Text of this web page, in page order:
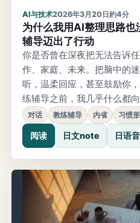
AI与技术2026年3月20日約4分
为什么我用AI整理思路
辅导迈出了行动
你是否曾在深夜把无法告诉
作、家庭、未来。把脑中的
听，温柔回应，甚至鼓励你
练辅导之前，我几乎什么都
反复重来，思路确实会被整理
间。但我总觉得某个地方卡
加教练课程之后发生的。
对话 教练辅导 内省 习惯
阅读 日文note 日语